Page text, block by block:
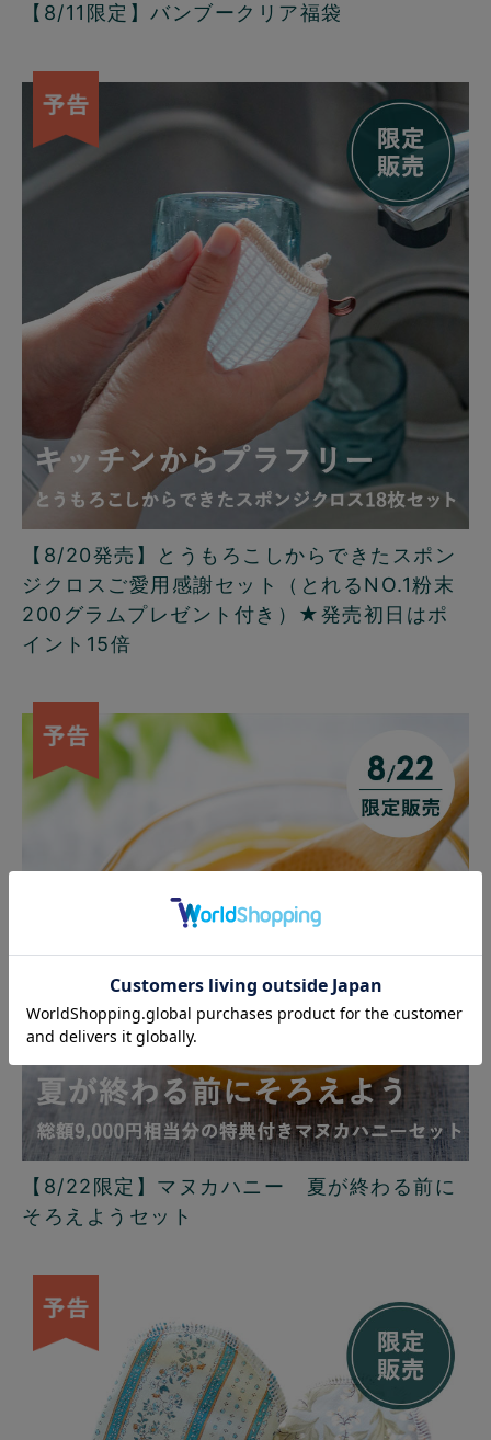
【8/11限定】バンブークリア福袋
【8/20発売】とうもろこしからできたスポン
ジクロスご愛用感謝セット（とれるNO.1粉末
200グラムプレゼント付き）★発売初日はポ
イント15倍
【8/22限定】マヌカハニー 夏が終わる前に
そろえようセット